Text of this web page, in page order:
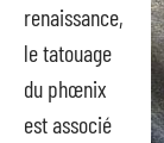
renaissance,
le tatouage
du phœnix
est associé